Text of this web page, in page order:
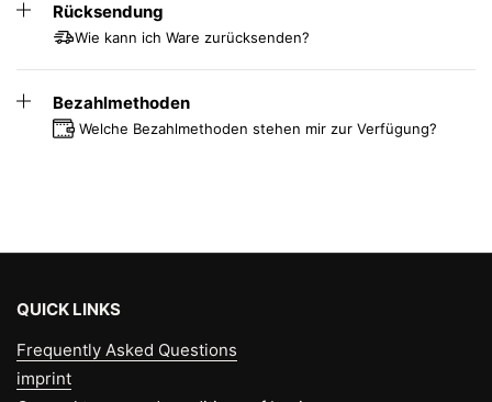
Rücksendung
Wie kann ich Ware zurücksenden?
Bezahlmethoden
Welche Bezahlmethoden stehen mir zur Verfügung?
QUICK LINKS
Frequently Asked Questions
imprint